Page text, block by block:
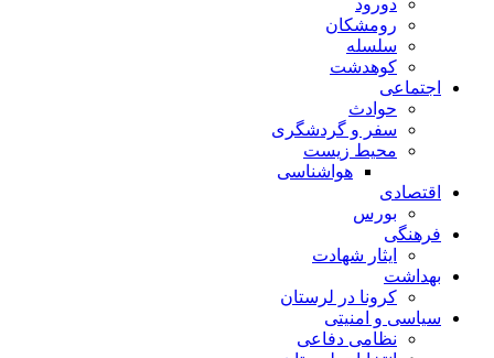
دورود
رومشکان
سلسله
کوهدشت
اجتماعی
حوادث
سفر و گردشگری
محیط زیست
هواشناسی
اقتصادی
بورس
فرهنگی
ایثار شهادت
بهداشت
کرونا در لرستان
سیاسی و امنیتی
نظامی دفاعی